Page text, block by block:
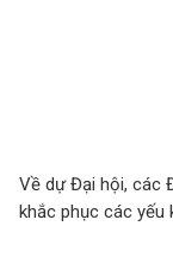
Về dự Đại hội, các
khắc phục các yếu